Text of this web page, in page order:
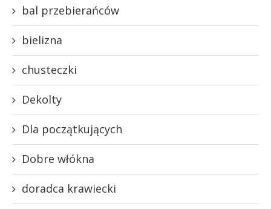
bal przebierańców
bielizna
chusteczki
Dekolty
Dla początkujących
Dobre włókna
doradca krawiecki